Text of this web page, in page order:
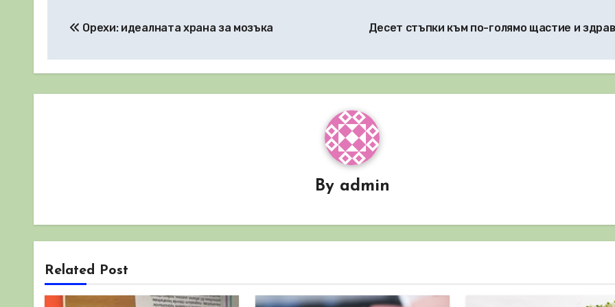
Орехи: идеалната храна за мозъка Десет стъпки към по-голямо щастие и
By admin
Related Post